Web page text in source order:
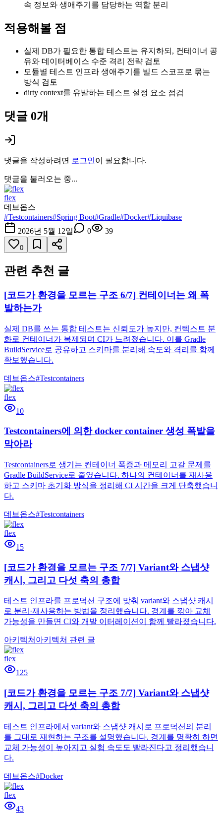
속 정보와 생애주기를 담당하는 역할 분리
적용해볼 점
실제 DB가 필요한 통합 테스트는 유지하되, 컨테이너 공
유와 데이터베이스 수준 격리 전략 검토
모듈별 테스트 인프라 생애주기를 빌드 스코프로 묶는
방식 검토
dirty context를 유발하는 테스트 설정 요소 점검
댓글 0개
댓글을 작성하려면 로그인이 필요합니다.
댓글을 불러오는 중...
flex
데브옵스
#Testcontainers#Spring Boot#Gradle#Docker#Liquibase
2026년 5월 12일
0 39
0
관련 추천 글
[코드가 환경을 모르는 구조 6/7] 컨테이너는 왜 폭
발하는가
실제 DB를 쓰는 통합 테스트는 신뢰도가 높지만, 컨텍스트 분
화로 컨테이너가 복제되며 CI가 느려졌습니다. 이를 Gradle
BuildService로 공유하고 스키마를 분리해 속도와 격리를 함께
확보했습니다.
데브옵스#Testcontainers
flex
10
Testcontainers에 의한 docker container 생성 폭발을
막아라
Testcontainers로 생기는 컨테이너 폭증과 메모리 고갈 문제를
Gradle BuildService로 줄였습니다. 하나의 컨테이너를 재사용
하고 스키마 초기화 방식을 정리해 CI 시간을 크게 단축했습니
다.
데브옵스#Testcontainers
flex
15
[코드가 환경을 모르는 구조 7/7] Variant와 스냅샷
캐시, 그리고 다섯 축의 총합
테스트 인프라를 프로덕션 구조에 맞춰 variant와 스냅샷 캐시
로 분리·재사용하는 방법을 정리했습니다. 경계를 깎아 교체
가능성을 만들면 CI와 개발 이터레이션이 함께 빨라졌습니다.
아키텍처 아키텍처 관련 글
flex
125
[코드가 환경을 모르는 구조 7/7] Variant와 스냅샷
캐시, 그리고 다섯 축의 총합
테스트 인프라에서 variant와 스냅샷 캐시로 프로덕션의 분리
를 그대로 재현하는 구조를 설명했습니다. 경계를 명확히 하면
교체 가능성이 높아지고 실험 속도도 빨라진다고 정리했습니
다.
데브옵스#Docker
flex
43